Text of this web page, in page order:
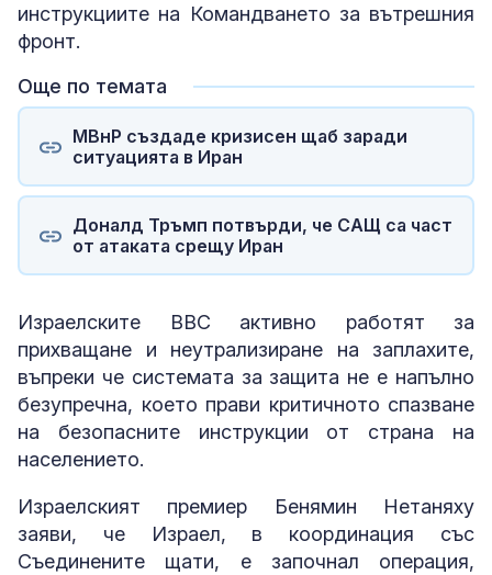
инструкциите на Командването за вътрешния
фронт.
Още по темата
МВнР създаде кризисен щаб заради
ситуацията в Иран
Доналд Тръмп потвърди, че САЩ са част
от атаката срещу Иран
Израелските ВВС активно работят за
прихващане и неутрализиране на заплахите,
въпреки че системата за защита не е напълно
безупречна, което прави критичното спазване
на безопасните инструкции от страна на
населението.
Израелският премиер Бенямин Нетаняху
заяви, че Израел, в координация със
Съединените щати, е започнал операция,